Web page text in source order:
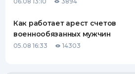
Как работает арест счетов
военнообязанных мужчин
05.08 16:33 14303